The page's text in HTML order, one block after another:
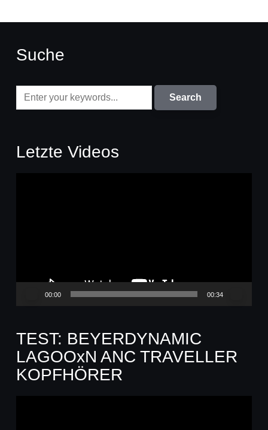
Suche
Letzte Videos
00:00 00:34
TEST: BEYERDYNAMIC
LAGOOxN ANC TRAVELLER
KOPFHÖRER